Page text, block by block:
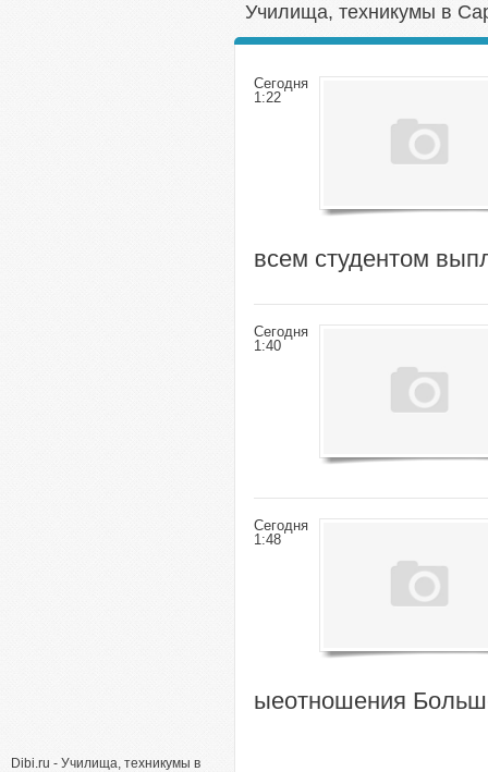
Dibi.ru - Училища, техникумы в
Училища, техникумы в
Сегодня
1:22
всем студентом
Сегодня
1:40
Сегодня
1:48
ыеотношения